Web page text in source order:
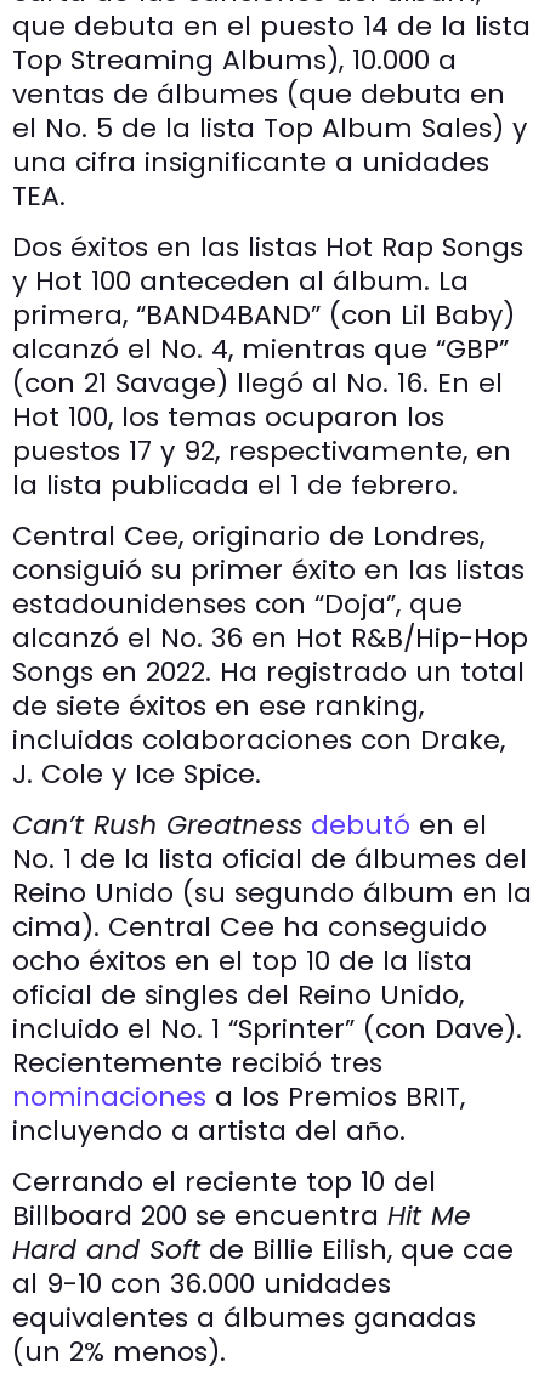
que debuta en el puesto 14 de la lista
Top Streaming Albums), 10.000 a
ventas de álbumes (que debuta en
el No. 5 de la lista Top Album Sales) y
una cifra insignificante a unidades
TEA.
Dos éxitos en las listas Hot Rap Songs
y Hot 100 anteceden al álbum. La
primera, “BAND4BAND” (con Lil Baby)
alcanzó el No. 4, mientras que “GBP”
(con 21 Savage) llegó al No. 16. En el
Hot 100, los temas ocuparon los
puestos 17 y 92, respectivamente, en
la lista publicada el 1 de febrero.
Central Cee, originario de Londres,
consiguió su primer éxito en las listas
estadounidenses con “Doja”, que
alcanzó el No. 36 en Hot R&B/Hip-Hop
Songs en 2022. Ha registrado un total
de siete éxitos en ese ranking,
incluidas colaboraciones con Drake,
J. Cole y Ice Spice.
Can’t Rush Greatness debutó en el
No. 1 de la lista oficial de álbumes del
Reino Unido (su segundo álbum en la
cima). Central Cee ha conseguido
ocho éxitos en el top 10 de la lista
oficial de singles del Reino Unido,
incluido el No. 1 “Sprinter” (con Dave).
Recientemente recibió tres
nominaciones a los Premios BRIT,
incluyendo a artista del año.
Cerrando el reciente top 10 del
Billboard 200 se encuentra Hit Me
Hard and Softde Billie Eilish, que cae
al 9-10 con 36.000 unidades
equivalentes a álbumes ganadas
(un 2% menos).